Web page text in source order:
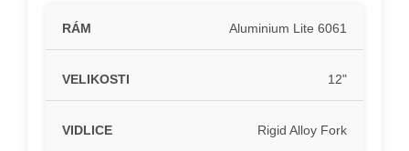
RÁM Aluminium Lite 6061
VELIKOSTI 12"
VIDLICE Rigid Alloy Fork